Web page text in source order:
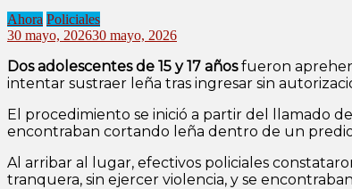
Ahora Policiales
30 mayo, 202630 mayo, 2026
Dos adolescentes de 15 y 17 añosfueron
intentar sustraer leña tras ingresar sin
El procedimiento se inició a partir del llamado
encontraban cortando leña dentro de un
Al arribar al lugar, efectivos policiales
tranquera, sin ejercer violencia, y se